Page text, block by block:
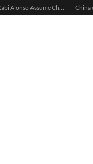
Xabi Alonso Assume Chelsea: Nova Estratégia Gerencial e Contrato Até 2030